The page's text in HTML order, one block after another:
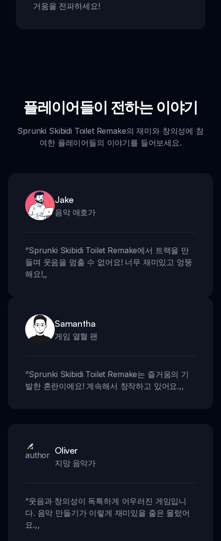
거움을 전파하세요!
플레이어들이 전하는 이야기
Sprunki Skibidi Toilet Remake의 재미와 창의성에 참
여한 플레이어들의 이야기를 들어보세요.
Jake
음악 애호가
“Sprunki Skibidi Toilet Remake에서 트랙을 만
들며 웃음을 멈출 수 없어요! 너무 재미있고 엉뚱
해요!,,
Samantha
게임 열혈 팬
“Sprunki Skibidi Toilet Remake는 즐거움의 기
발한 혼란이에요! 계속해서 창작하고 있어요.,,
Oliver
지망 음악가
“웃음과 창의성이 독특하게 어우러진 게임입니
다. 음악 만들기가 이렇게 재미있을 줄은 몰랐어
요.,,